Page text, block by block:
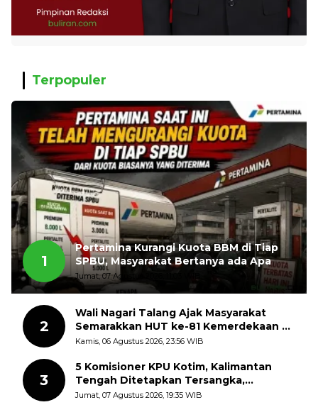
Terpopuler
1
Pertamina Kurangi Kuota BBM di Tiap
SPBU, Masyarakat Bertanya ada Apa
Jumat, 07 Agustus 2026, 11:03 WIB
2
Wali Nagari Talang Ajak Masyarakat
Semarakkan HUT ke-81 Kemerdekaan RI
dengan Mengibarkan Bendera Merah
Kamis, 06 Agustus 2026, 23:56 WIB
3
5 Komisioner KPU Kotim, Kalimantan
Tengah Ditetapkan Tersangka,
Kerugian Negara ditaksir 10 Milyard
Jumat, 07 Agustus 2026, 19:35 WIB